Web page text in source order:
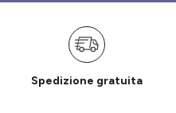
Spedizione gratuita